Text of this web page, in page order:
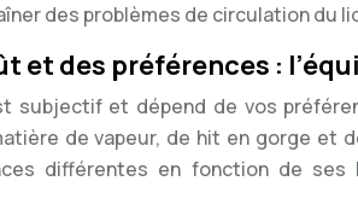
des problèmes de circulation du
et des préférences :
subjectif et dépend de vos
de vapeur, de hit en gorge et
différentes en fonction de